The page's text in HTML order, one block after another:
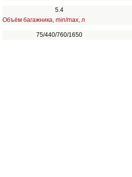
5.4
Объём багажника, min/max, л
75/440/760/1650